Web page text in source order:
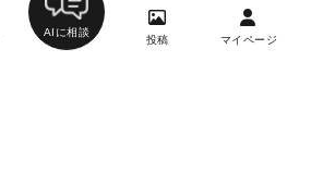
AIに相談
投稿 マイページ